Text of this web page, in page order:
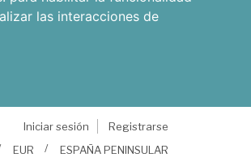
las interacciones de
Iniciar sesión
Registrarse
EUR ESPAÑA PENINSULAR